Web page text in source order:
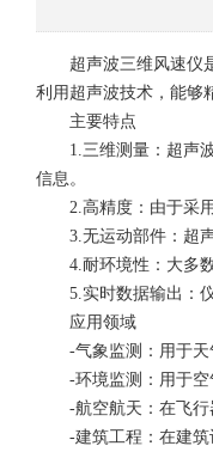
超声波三维风速仪是
利用超声波技术，能够
主要特点
1.三维测量：超声波
信息。
2.高精度：由于采用
3.无运动部件：超声
4.耐环境性：大多数
5.实时数据输出：仪
应用领域
-气象监测：用于天
-环境监测：用于空
-航空航天：在飞行
-建筑工程：在建筑